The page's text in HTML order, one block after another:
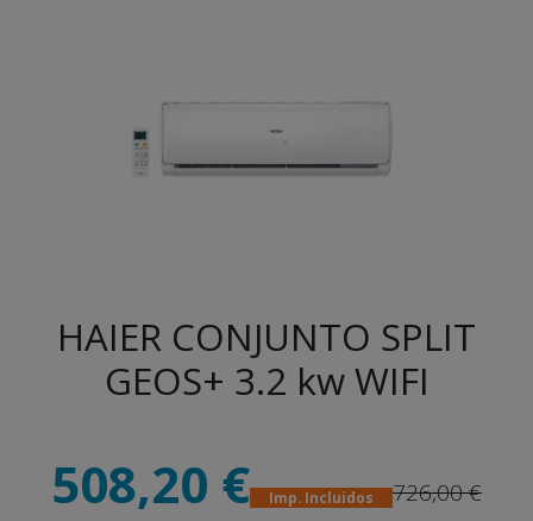
HAIER CONJUNTO SPLIT
GEOS+ 3.2 kw WIFI
508,20 € Imp. Incluidos
726,00 €